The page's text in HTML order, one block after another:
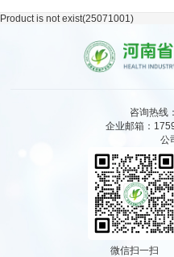
Product is not exist(25071001)
咨询热线
企业邮箱：
公
微信扫一扫